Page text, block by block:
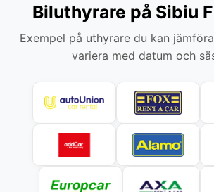
Biluthyrare på Sibiu
Exempel på uthyrare du kan
variera med datum och